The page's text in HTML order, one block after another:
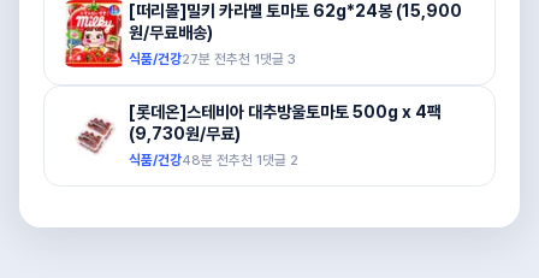
[떠리몰]밀키 카라멜 토마토 62g*24봉 (15,900
원/무료배송)
식품/건강27분 전추천 1댓글 3
[롯데온]스테비아 대추방울토마토 500g x 4팩
(9,730원/무료)
식품/건강48분 전추천 1댓글 2